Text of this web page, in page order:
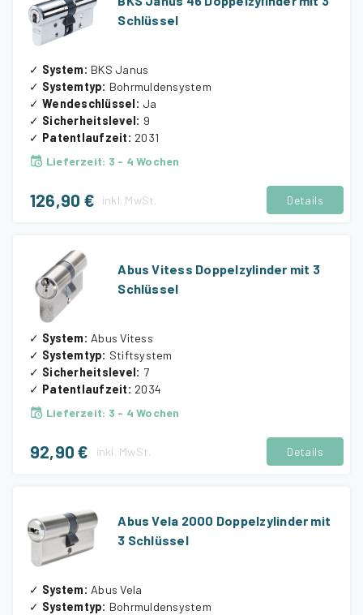
Schlüssel
✓ System: BKS Janus
✓ Systemtyp: Bohrmuldensystem
✓ Wendeschlüssel: Ja
✓ Sicherheitslevel: 9
✓ Patentlaufzeit: 2031
Lieferzeit: 3 - 4 Wochen
126,90 € inkl. MwSt. Details
Abus Vitess Doppelzylinder mit 3
Schlüssel
✓ System: Abus Vitess
✓ Systemtyp: Stiftsystem
✓ Sicherheitslevel: 7
✓ Patentlaufzeit: 2034
Lieferzeit: 3 - 4 Wochen
92,90 € inkl. MwSt. Details
Abus Vela 2000 Doppelzylinder mit
3 Schlüssel
✓ System: Abus Vela
✓ Systemtyp: Bohrmuldensystem